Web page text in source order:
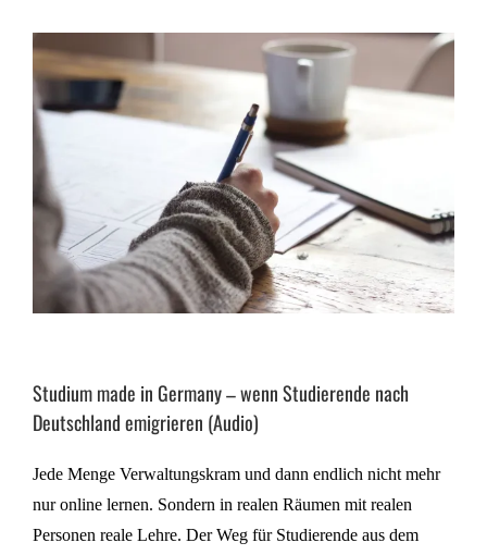
Studium made in Germany – wenn Studierende nach
Deutschland emigrieren (Audio)
Jede Menge Verwaltungskram und dann endlich nicht mehr
nur online lernen. Sondern in realen Räumen mit realen
Personen reale Lehre. Der Weg für Studierende aus dem